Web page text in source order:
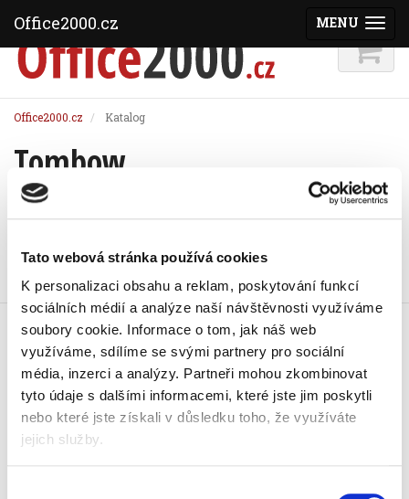
Tato webová stránka používá cookies
K personalizaci obsahu a reklam, poskytování funkcí
sociálních médií a analýze naší návštěvnosti využíváme
soubory cookie. Informace o tom, jak náš web
využíváme, sdílíme se svými partnery pro sociální
média, inzerci a analýzy. Partneři mohou zkombinovat
tyto údaje s dalšími informacemi, které jste jim poskytli
nebo které jste získali v důsledku toho, že využíváte
jejich služby.
Office2000.cz Katalog
Tombow
Řadit podle:
Strojek korekční TOMBOW Mono,
4,2 mm/10 m
83 Kč
100,43 Kč vč. DPH
Koupit
MENU
Office2000.cz